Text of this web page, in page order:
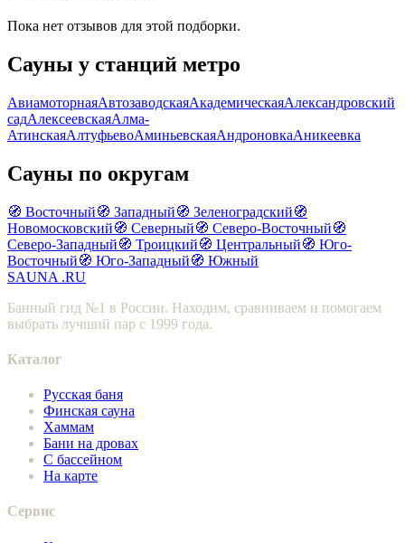
Пока нет отзывов для этой подборки.
Сауны у станций метро
АвиамоторнаяАвтозаводскаяАкадемическаяАлександровский
садАлексеевскаяАлма-
АтинскаяАлтуфьевоАминьевскаяАндроновкаАникеевка
Сауны по округам
🧭 Восточный🧭 Западный🧭 Зеленоградский🧭
Новомосковский🧭 Северный🧭 Северо-Восточный🧭
Северо-Западный🧭 Троицкий🧭 Центральный🧭 Юго-
Восточный🧭 Юго-Западный🧭 Южный
SAUNA .RU
Банный гид №1 в России. Находим, сравниваем и помогаем
выбрать лучший пар с 1999 года.
Каталог
Русская баня
Финская сауна
Хаммам
Бани на дровах
С бассейном
На карте
Сервис